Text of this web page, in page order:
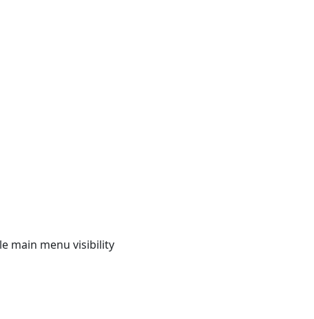
main menu visibility